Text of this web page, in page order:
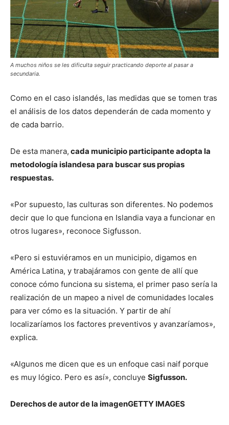
A muchos niños se les dificulta seguir practicando deporte al pasar a
secundaria.
Como en el caso islandés, las medidas que se tomen tras
el análisis de los datos dependerán de cada momento y
de cada barrio.
De esta manera, cada municipio participante adopta la
metodología islandesa para buscar sus propias
respuestas.
«Por supuesto, las culturas son diferentes. No podemos
decir que lo que funciona en Islandia vaya a funcionar en
otros lugares», reconoce Sigfusson.
«Pero si estuviéramos en un municipio, digamos en
América Latina, y trabajáramos con gente de allí que
conoce cómo funciona su sistema, el primer paso sería la
realización de un mapeo a nivel de comunidades locales
para ver cómo es la situación. Y partir de ahí
localizaríamos los factores preventivos y avanzaríamos»,
explica.
«Algunos me dicen que es un enfoque casi naif porque
es muy lógico. Pero es así», concluye Sigfusson.
Derechos de autor de la imagenGETTY IMAGES